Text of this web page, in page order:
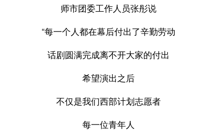
师市团委工作人员张彤说
“每一个人都在幕后付出了辛勤劳动
话剧圆满完成离不开大家的付出
希望演出之后
不仅是我们西部计划志愿者
每一位青年人